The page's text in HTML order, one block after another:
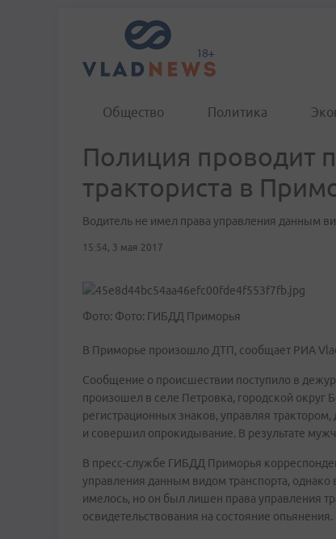
Общество Политика
Полиция проводит
тракториста в
Водитель не имел права управления данным
15:54, 3 мая 2017
Фото: Фото: ГИБДД Приморья
В Приморье произошло ДТП, сообщает РИА
Сообщение о происшествии поступило в
произошел в селе Петровка, городской округ
регистрационных знаков, управляя
и совершил опрокидывание. В результате
В пресс-службе ГИБДД Приморья
управления данным видом транспорта, однако
имелось, но он был лишен права управления
освидетельствования на состояние опьянения.